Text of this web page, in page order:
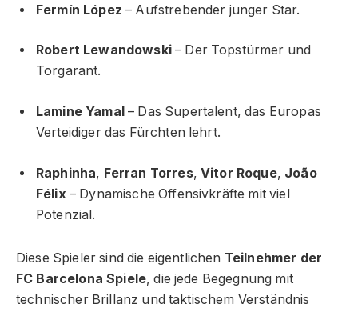
Fermín López – Aufstrebender junger Star.
Robert Lewandowski– Der Topstürmer und
Torgarant.
Lamine Yamal– Das Supertalent, das Europas
Verteidiger das Fürchten lehrt.
Raphinha, Ferran Torres,Vitor Roque, João
Félix – Dynamische Offensivkräfte mit viel
Potenzial.
Diese Spieler sind die eigentlichen Teilnehmer der
FC Barcelona Spiele, die jede Begegnung mit
technischer Brillanz und taktischem Verständnis